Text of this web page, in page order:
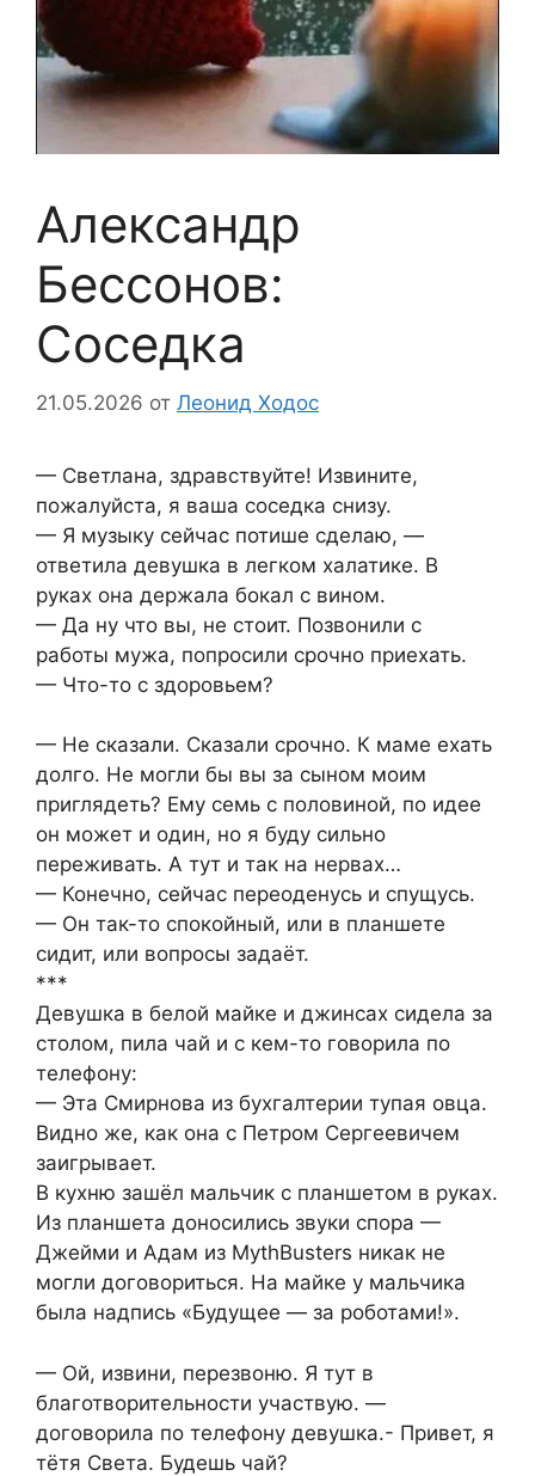
Александр
Бессонов:
Соседка
21.05.2026 от Леонид Ходос
— Светлана, здравствуйте! Извините,
пожалуйста, я ваша соседка снизу.
— Я музыку сейчас потише сделаю, —
ответила девушка в легком халатике. В
руках она держала бокал с вином.
— Да ну что вы, не стоит. Позвонили с
работы мужа, попросили срочно приехать.
— Что-то с здоровьем?
— Не сказали. Сказали срочно. К маме ехать
долго. Не могли бы вы за сыном моим
приглядеть? Ему семь с половиной, по идее
он может и один, но я буду сильно
переживать. А тут и так на нервах…
— Конечно, сейчас переоденусь и спущусь.
— Он так-то спокойный, или в планшете
сидит, или вопросы задаёт.
***
Девушка в белой майке и джинсах сидела за
столом, пила чай и с кем-то говорила по
телефону:
— Эта Смирнова из бухгалтерии тупая овца.
Видно же, как она с Петром Сергеевичем
заигрывает.
В кухню зашёл мальчик с планшетом в руках.
Из планшета доносились звуки спора —
Джейми и Адам из MythBusters никак не
могли договориться. На майке у мальчика
была надпись «Будущее — за роботами!».
— Ой, извини, перезвоню. Я тут в
благотворительности участвую. —
договорила по телефону девушка.- Привет, я
тётя Света. Будешь чай?